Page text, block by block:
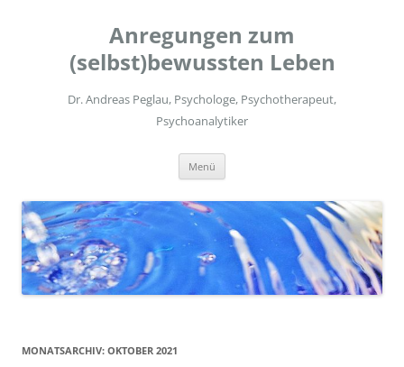
Anregungen zum
(selbst)bewussten Leben
Dr. Andreas Peglau, Psychologe, Psychotherapeut,
Psychoanalytiker
Menü
MONATSARCHIV: OKTOBER 2021